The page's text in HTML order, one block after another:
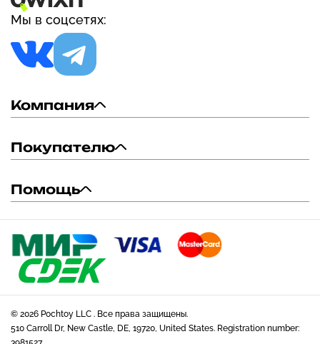
Мы в соцсетях:
Компания
Покупателю
Помощь
© 2026 Pochtoy LLC . Все права защищены.
510 Carroll Dr, New Castle, DE, 19720, United States. Registration number: